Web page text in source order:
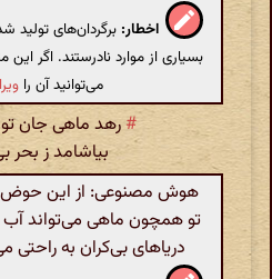
اخطار: برگردان‌های
بسیاری از موارد نادرستند. اگر
می‌توانید آن را
#رهد ماهی جان
بیاشامد ز بحر
هوش مصنوعی: از این
تو همچون ماهی می‌تواند آب
دریاهای بی‌کران به راحتی